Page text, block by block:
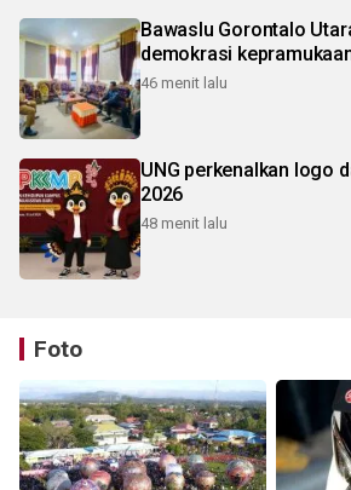
Bawaslu Gorontalo
demokrasi
46 menit lalu
UNG perkenalkan logo
2026
48 menit lalu
Foto